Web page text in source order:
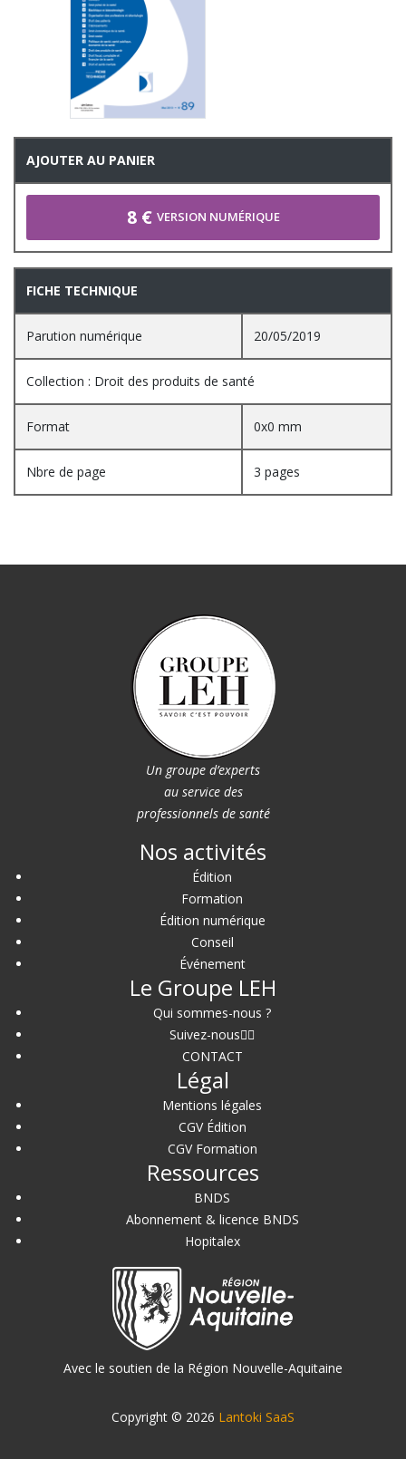
AJOUTER AU PANIER
8 € VERSION NUMÉRIQUE
FICHE TECHNIQUE
Parution numérique 20/05/2019
Collection : Droit des produits de santé
Format 0x0 mm
Nbre de page 3 pages
Un groupe d’experts
au service des
professionnels de santé
Nos activités
Édition
Formation
Édition numérique
Conseil
Événement
Le Groupe LEH
Qui sommes-nous ?
Suivez-nous
CONTACT
Légal
Mentions légales
CGV Édition
CGV Formation
Ressources
BNDS
Abonnement & licence BNDS
Hopitalex
Avec le soutien de la Région Nouvelle-Aquitaine
Copyright © 2026 Lantoki SaaS